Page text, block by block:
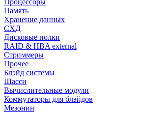
Процессоры
Память
Хранение данных
СХД
Дисковые полки
RAID & HBA external
Стриммеры
Прочее
Блэйд системы
Шасси
Вычислительные модули
Коммутаторы для блэйдов
Мезонин